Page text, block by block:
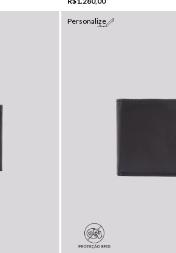
Personalize